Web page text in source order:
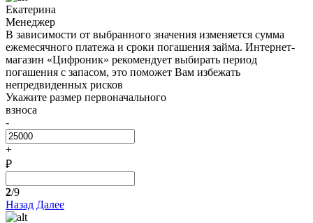
Екатерина
Менеджер
В зависимости от выбранного значения изменяется сумма
ежемесячного платежа и сроки погашения займа. Интернет-
магазин «Цифроник» рекомендует выбирать период
погашения с запасом, это поможет Вам избежать
непредвиденных рисков
Укажите размер первоначального
взноса
-
+
₽
2/9
Назад Далее